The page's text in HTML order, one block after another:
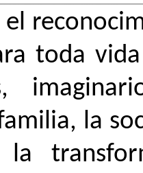
el
toda
la
la